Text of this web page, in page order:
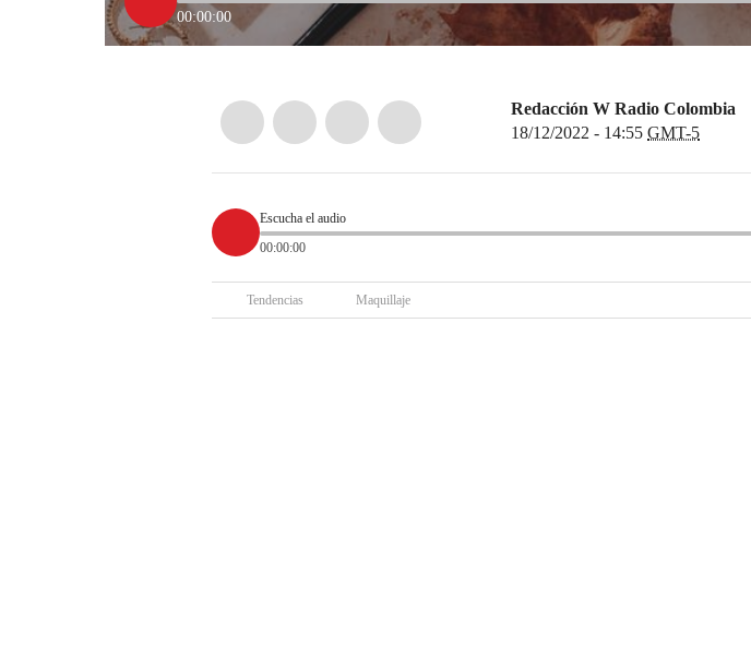
00:00:00
Redacción W Radio Colombia
18/12/2022 - 14:55 GMT-5
Escucha el audio
00:00:00
Tendencias Maquillaje